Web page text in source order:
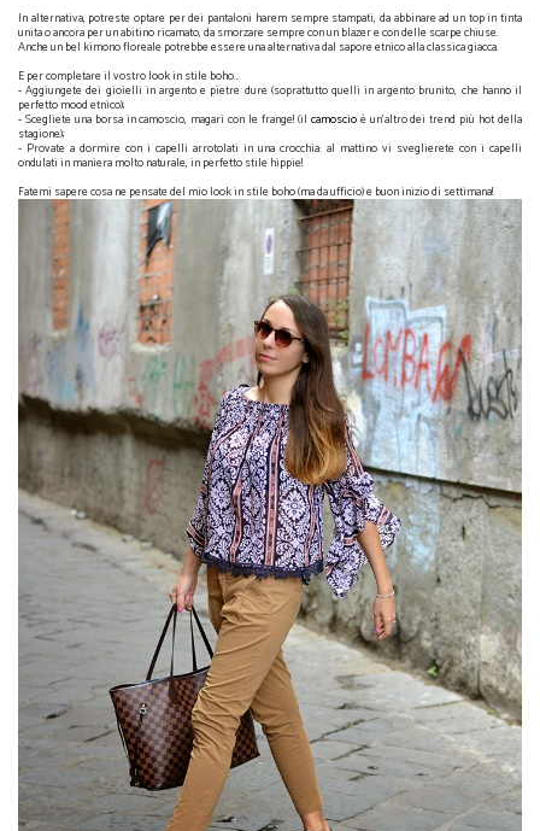
In alternativa, potreste optare per dei pantaloni harem sempre stampati, da abbinare ad un top in tinta
unita o ancora per un abitino ricamato, da smorzare sempre con un blazer e con delle scarpe chiuse.
Anche un bel kimono floreale potrebbe essere una alternativa dal sapore etnico alla classica giacca.
E per completare il vostro look in stile boho…
- Aggiungete dei gioielli in argento e pietre dure (soprattutto quelli in argento brunito, che hanno il
perfetto mood etnico);
- Scegliete una borsa in camoscio, magari con le frange! (il camoscioè un'altro dei trend più hot della
stagione);
- Provate a dormire con i capelli arrotolati in una crocchia: al mattino vi sveglierete con i capelli
ondulati in maniera molto naturale, in perfetto stile hippie!
Fatemi sapere cosa ne pensate del mio look in stile boho (ma da ufficio) e buon inizio di settimana!